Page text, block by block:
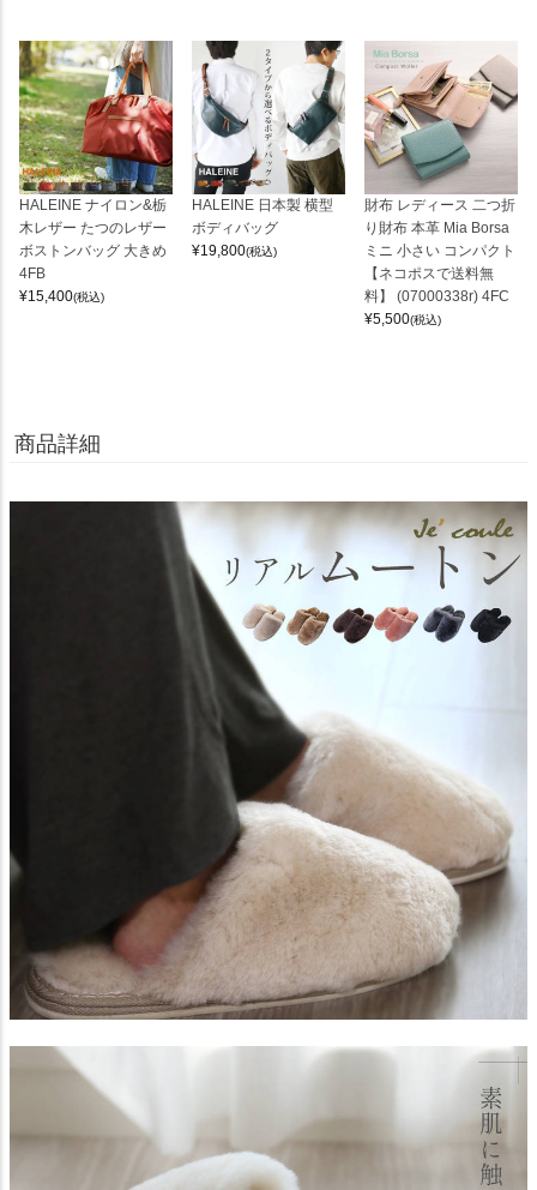
HALEINE ナイロン&栃
木レザー たつのレザー
ボストンバッグ 大きめ
4FB
¥15,400(税込)
HALEINE 日本製 横型
ボディバッグ
¥19,800(税込)
財布 レディース 二つ折
り財布 本革 Mia Borsa
ミニ 小さい コンパクト
【ネコポスで送料無
料】 (07000338r) 4FC
¥5,500(税込)
商品詳細